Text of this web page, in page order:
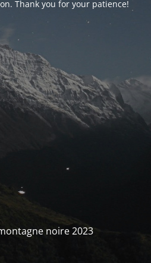
Thank you for your patience!
noire 2023